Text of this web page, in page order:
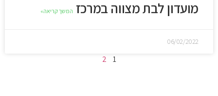
מועדון לבת מצווה במרכז המשך קריאה»
06/02/2022
1
2